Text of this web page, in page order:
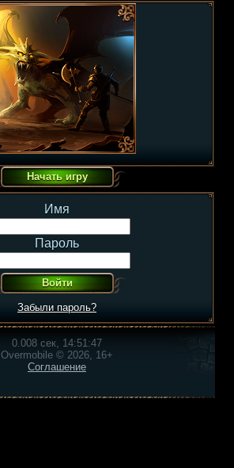
Имя
Пароль
Забыли пароль?
0.008 сек, 14:51:47
Overmobile © 2026, 16+
Соглашение